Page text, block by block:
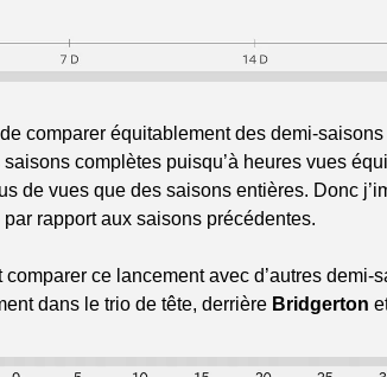
comparer équitablement des demi-
complètes puisqu’à heures vues
de vues que des saisons entières. Donc
rapport aux saisons précédentes.
ce lancement avec d’autres demi-
dans le trio de tête, derrière Bridgerton